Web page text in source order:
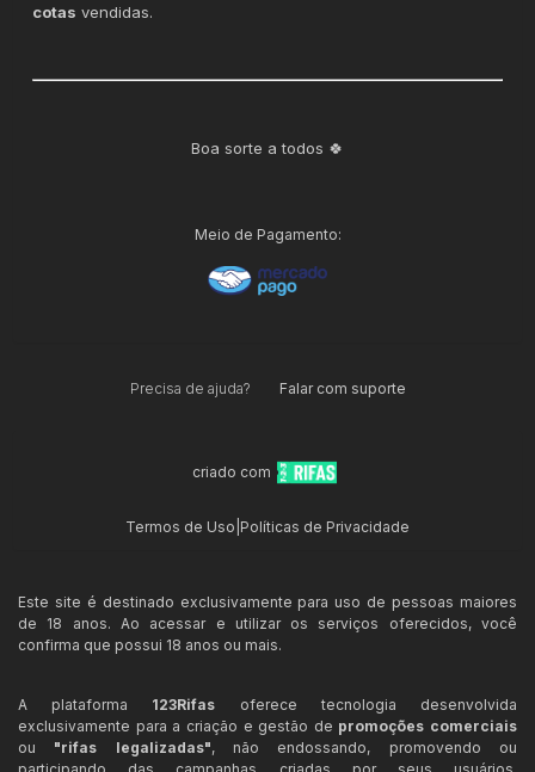
cotas vendidas.
Boa sorte a todos 🍀
Meio de Pagamento:
Precisa de ajuda? Falar com suporte
criado com
Termos de Uso Políticas de Privacidade
Este site é destinado exclusivamente para uso de pessoas maiores
de 18 anos. Ao acessar e utilizar os serviços oferecidos, você
confirma que possui 18 anos ou mais.
A plataforma 123Rifas oferece tecnologia desenvolvida
exclusivamente para a criação e gestão de promoções comerciais
ou "rifas legalizadas", não endossando, promovendo ou